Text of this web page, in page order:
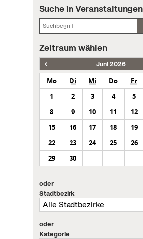
Suche in Veranstaltungen
Zeitraum wählen
Juni 2026
Mo Di Mi Do Fr
1
2 3 4 5
8
9 10 11 12
15
16 17 18 19
22
23 24 25 26
29
30
oder
Stadtbezirk
oder
Kategorie